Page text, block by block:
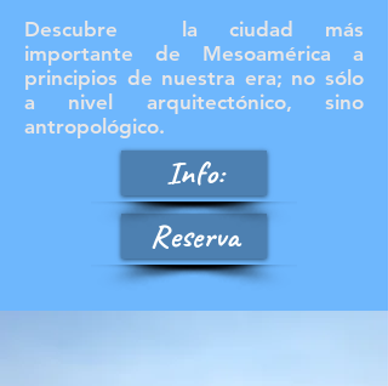
Descubre la ciudad más
importante de Mesoamérica a
principios de nuestra era; no sólo
a nivel arquitectónico, sino
antropológico.
Info:
Reserva